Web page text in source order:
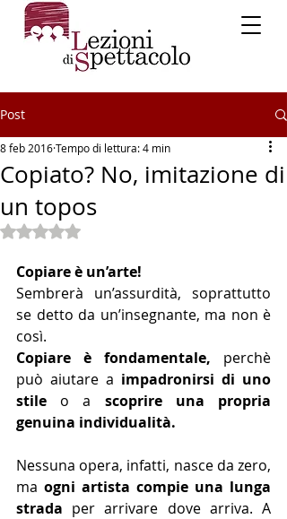
Post
Copiato? No, imitazione di
un topos
8 feb 2016Tempo di lettura: 4 min
Valutazione NaN stelle su 5.
Copiare è un’arte!
Sembrerà un’assurdità, soprattutto
se detto da un’insegnante, ma non è
così.
Copiare è fondamentale, perchè
può aiutare a impadronirsi di uno
stile o a scoprire una propria
genuina individualità.
Nessuna opera, infatti, nasce da zero,
ma ogni artista compie una lunga
strada per arrivare dove arriva. A